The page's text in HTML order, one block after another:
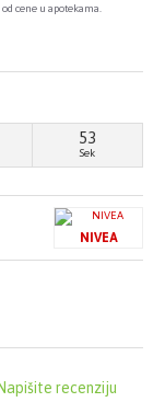
cene u apotekama.
recenziju
52
Sek
NIVEA